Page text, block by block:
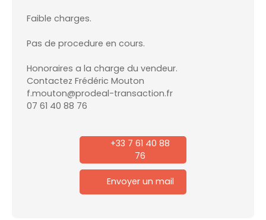
Faible charges.
Pas de procedure en cours.
Honoraires a la charge du vendeur.
Contactez Frédéric Mouton
f.mouton@prodeal-transaction.fr
07 61 40 88 76
+33 7 61 40 88
76
Envoyer un mail